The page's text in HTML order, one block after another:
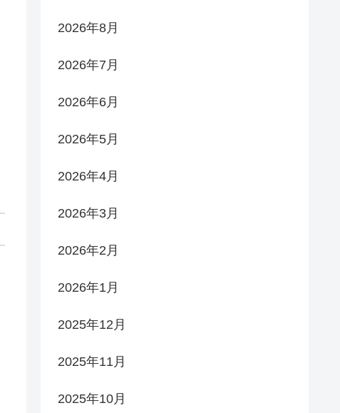
2026年8月
2026年7月
2026年6月
2026年5月
2026年4月
2026年3月
2026年2月
2026年1月
2025年12月
2025年11月
2025年10月